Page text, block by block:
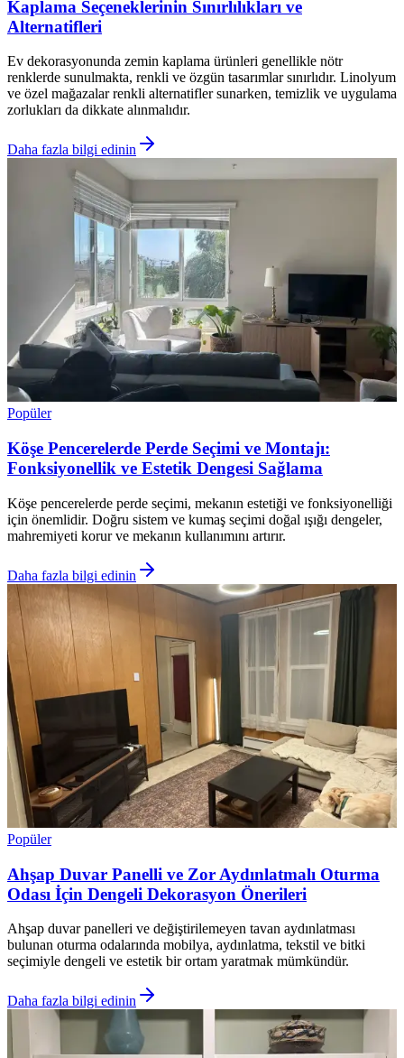
Kaplama Seçeneklerinin Sınırlılıkları ve
Alternatifleri
Ev dekorasyonunda zemin kaplama ürünleri genellikle nötr
renklerde sunulmakta, renkli ve özgün tasarımlar sınırlıdır. Linolyum
ve özel mağazalar renkli alternatifler sunarken, temizlik ve uygulama
zorlukları da dikkate alınmalıdır.
Daha fazla bilgi edinin
Popüler
Köşe Pencerelerde Perde Seçimi ve Montajı:
Fonksiyonellik ve Estetik Dengesi Sağlama
Köşe pencerelerde perde seçimi, mekanın estetiği ve fonksiyonelliği
için önemlidir. Doğru sistem ve kumaş seçimi doğal ışığı dengeler,
mahremiyeti korur ve mekanın kullanımını artırır.
Daha fazla bilgi edinin
Popüler
Ahşap Duvar Panelli ve Zor Aydınlatmalı Oturma
Odası İçin Dengeli Dekorasyon Önerileri
Ahşap duvar panelleri ve değiştirilemeyen tavan aydınlatması
bulunan oturma odalarında mobilya, aydınlatma, tekstil ve bitki
seçimiyle dengeli ve estetik bir ortam yaratmak mümkündür.
Daha fazla bilgi edinin